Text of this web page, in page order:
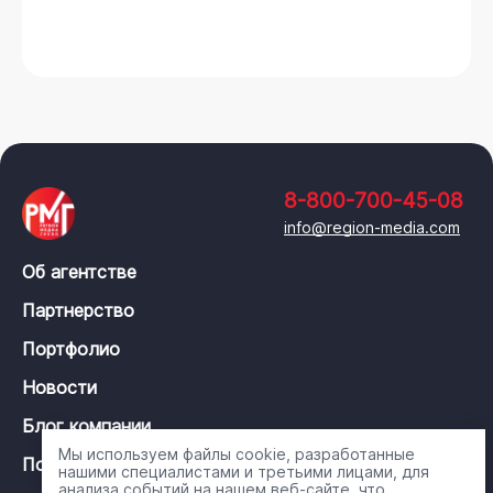
8-800-700-45-08
info@region-media.com
Об агентстве
Партнерство
Портфолио
Новости
Блог компании
Политика конфиденциальности
Мы используем файлы cookie, разработанные
нашими специалистами и третьими лицами, для
анализа событий на нашем веб-сайте, что